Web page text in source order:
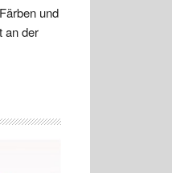
und
an der